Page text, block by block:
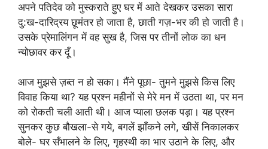
अपने पतिदेव को मुस्कराते हुए घर में आते देखकर उसका सारा
दु:ख-दारिद्रय छूमंतर हो जाता है, छाती गज़-भर की हो जाती है।
उसके प्रेमालिंगन में वह सुख है, जिस पर तीनों लोक का धन
न्योछावर कर दूँ।
आज मुझसे ज़ब्त न हो सका। मैंने पूछा- तुमने मुझसे किस लिए
विवाह किया था? यह प्रश्न महीनों से मेरे मन में उठता था, पर मन
को रोकती चली आती थी। आज प्याला छलक पड़ा। यह प्रश्न
सुनकर कुछ बौखला-से गये, बगलें झाँकने लगे, खीसें निकालकर
बोले- घर सँभालने के लिए, गृहस्थी का भार उठाने के लिए, और